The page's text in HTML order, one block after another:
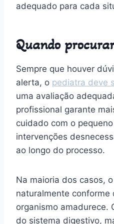
adequado para cada
Quando
Sempre que houver
alerta, o pediatra deve
uma avaliação
profissional garante
cuidado com o
intervenções
ao longo do processo.
Na maioria dos casos,
naturalmente conforme
organismo amadurece.
do sistema digestivo,